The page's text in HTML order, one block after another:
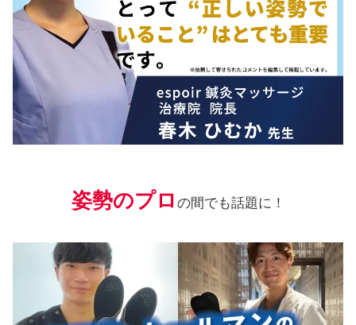
姿勢のプロ の間でも話題に！